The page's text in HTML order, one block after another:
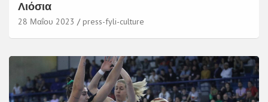
Λιόσια
28 Μαΐου 2023 press-fyli-culture